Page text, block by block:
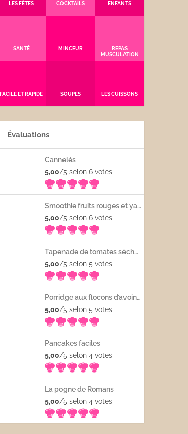
LES FÊTES COCKTAILS ENFANTS
SANTÉ MINCEUR
REPAS
MUSCULATION
FACILE ET RAPIDE SOUPES LES CUISSONS
Évaluations
Cannelés
5,00/5 selon 6 votes
Smoothie fruits rouges et yaourt
5,00/5 selon 6 votes
Tapenade de tomates séchées
5,00/5 selon 5 votes
Porridge aux flocons d’avoine avec les fruits frais
5,00/5 selon 5 votes
Pancakes faciles
5,00/5 selon 4 votes
La pogne de Romans
5,00/5 selon 4 votes